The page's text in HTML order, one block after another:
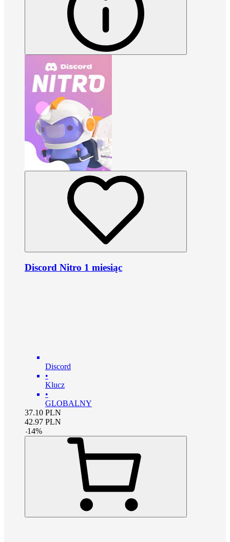
Discord Nitro 1 miesiąc
Discord
•
Klucz
•
GLOBALNY
37.10 PLN
42.97 PLN
-14%